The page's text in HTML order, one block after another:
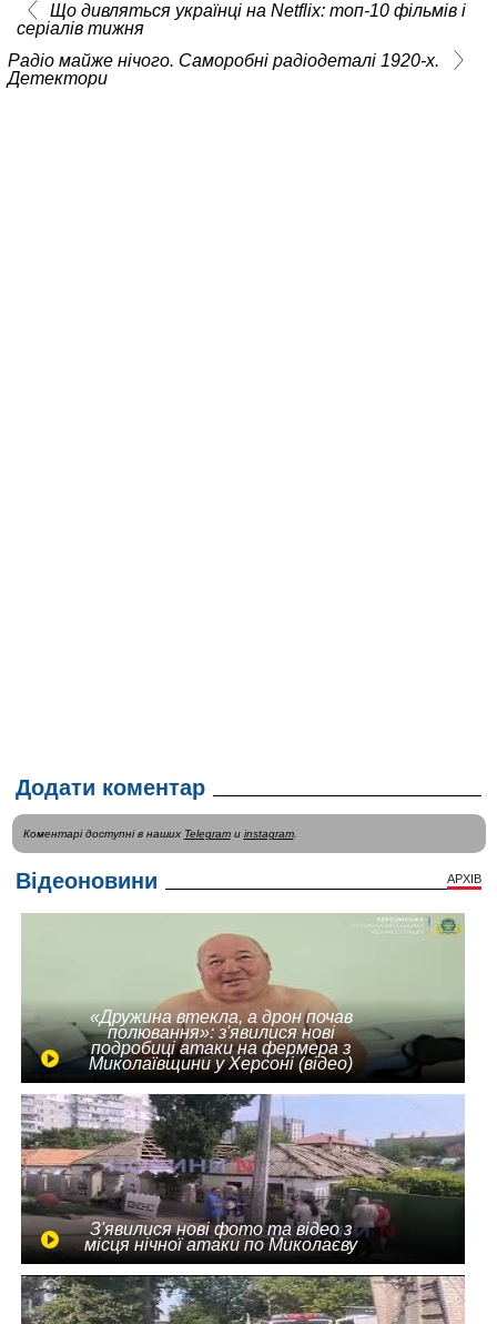
Що дивляться українці на Netflix: топ-10 фільмів і
серіалів тижня
Радіо майже нічого. Саморобні радіодеталі 1920-х.
Детектори
Додати коментар
Коментарі доступні в наших Telegramи instagram.
Відеоновини АРХІВ
«Дружина втекла, а дрон почав
полювання»: з'явилися нові
подробиці атаки на фермера з
Миколаївщини у Херсоні (відео)
З'явилися нові фото та відео з
місця нічної атаки по Миколаєву